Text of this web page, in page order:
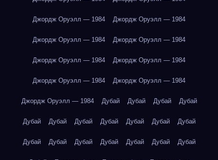
Джордж Оруэлл — 1984 Джордж Оруэлл — 1984
Джордж Оруэлл — 1984 Джордж Оруэлл — 1984
Джордж Оруэлл — 1984 Джордж Оруэлл — 1984
Джордж Оруэлл — 1984 Джордж Оруэлл — 1984
Джордж Оруэлл — 1984 Дубай Дубай Дубай Дубай
Дубай Дубай Дубай Дубай Дубай Дубай Дубай
Дубай Дубай Дубай Дубай Дубай Дубай Дубай